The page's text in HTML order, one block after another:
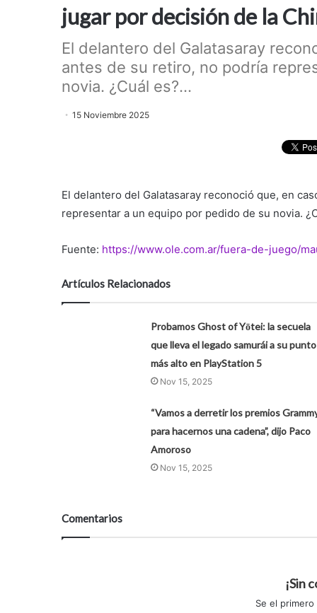
jugar por decisión de la
El delantero del Galatasaray
antes de su retiro, no podría
novia. ¿Cuál es?...
15 Noviembre 2025
El delantero del Galatasaray reconoció que, en
representar a un equipo por pedido de su novia.
Fuente: https://www.ole.com.ar/fuera-de-juego/
Artículos Relacionados
Probamos Ghost of Yōtei: la secuela
que lleva el legado samurái a su punto
más alto en PlayStation 5
Nov 15, 2025
“Vamos a derretir los premios
para hacernos una cadena”, dijo Paco
Amoroso
Nov 15, 2025
Comentarios
¡Sin
Se el